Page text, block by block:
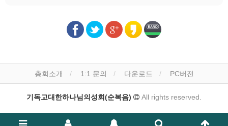
총회소개 1:1 문의 다운로드 PC버전
기독교대한하나님의성회(순복음) All rights reserved.